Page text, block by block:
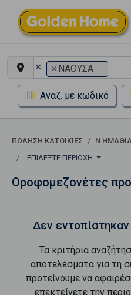
× × ΝΑΟΥΣΑ
Αναζ. με κωδικό
ΠΏΛΗΣΗ ΚΑΤΟΙΚΊΕΣ
ΕΠΙΛΈΞΤΕ ΠΕΡΙΟΧΉ
Οροφομεζονέτες
Δεν
Τα κριτήρια
αποτελέσματα για τη
προτείνουμε να
επεκτείνετε την